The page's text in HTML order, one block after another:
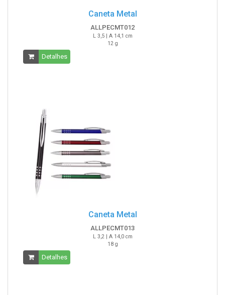
Caneta Metal
ALLPECMT012
L 3,5 | A 14,1 cm
12 g
Detalhes
Caneta Metal
ALLPECMT013
L 3,2 | A 14,0 cm
18 g
Detalhes